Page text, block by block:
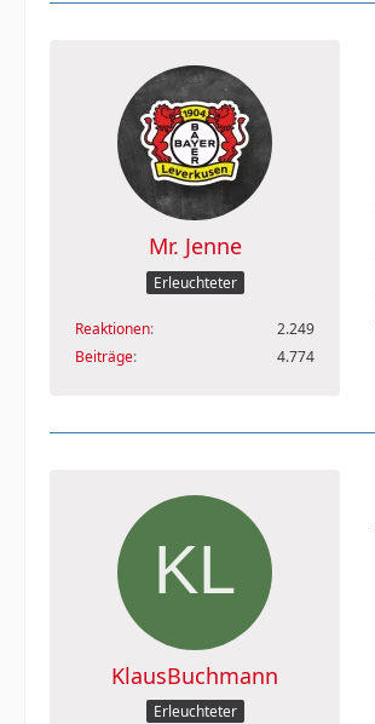
Mr. Jenne
Erleuchteter
Reaktionen
2.249
Beiträge
4.774
KlausBuchmann
Erleuchteter